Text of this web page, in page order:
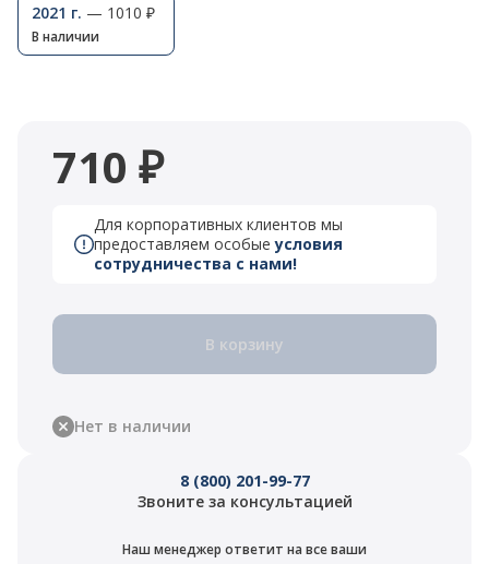
2021 г. — 1010 ₽
В наличии
710 ₽
Для корпоративных клиентов мы
предоставляем особыеусловия
сотрудничества с нами!
В корзину
Нет в наличии
8 (800) 201-99-77
Звоните за консультацией
Наш менеджер ответит на все ваши